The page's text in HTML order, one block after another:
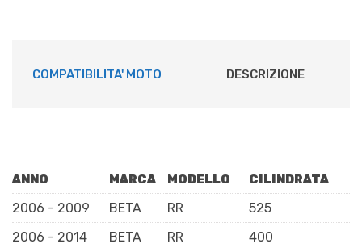
COMPATIBILITA' MOTO DESCRIZIONE
ANNO MARCA MODELLO CILINDRATA
2006 - 2009 BETA RR
525
2006 - 2014
BETA RR
400